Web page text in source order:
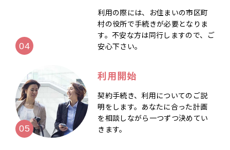
利用の際には、お住まいの市区町
村の役所で手続きが必要となりま
す。不安な方は同行しますので、ご
安心下さい。
利用開始
契約手続き、利用についてのご説
明をします。あなたに合った計画
を相談しながら一つずつ決めてい
きます。